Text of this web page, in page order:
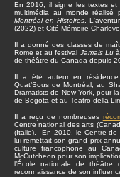
En 2016, il signe les textes et
multimédia au monde
Montréal en Histoires.
(2022) et Cité Mémoire
Il a donné des classes de
Rome et au festival Jamais Luà
de théâtre du Canada depuis
Il a été auteur en
Quat’Sous de Montréal, au
Dramatists de New-York, pour
de Bogota et au Teatro della
Il a reçu de nombreuses
Centre national des arts
(Italie). En 2010, le Centre de
lui remettait son grand prix
culture francophone au
McCutcheon pour son
l’École nationale de théâtre
reconnaissance de son